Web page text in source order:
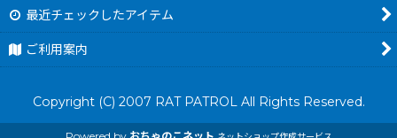
最近チェックしたアイテム
ご利用案内
Copyright (C) 2007 RAT PATROL All Rights Reserved.